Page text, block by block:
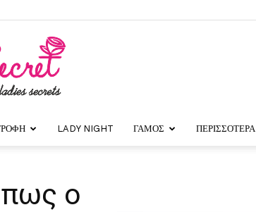
LADY NIGHT ΓΑΜΟΣ ΠΕΡΙΣΣΟΤΕΡΑ
ο